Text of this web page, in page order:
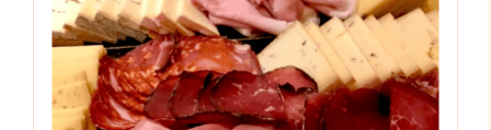
AJOUTER AU PANIER
/
DÉTAILS